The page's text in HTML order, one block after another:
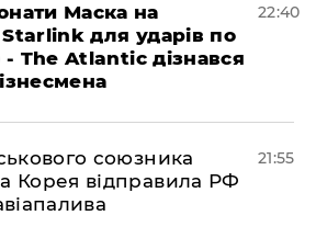
Маска на
для ударів по
- The Atlantic дізнався
22:40
союзника
Корея відправила РФ
21:55